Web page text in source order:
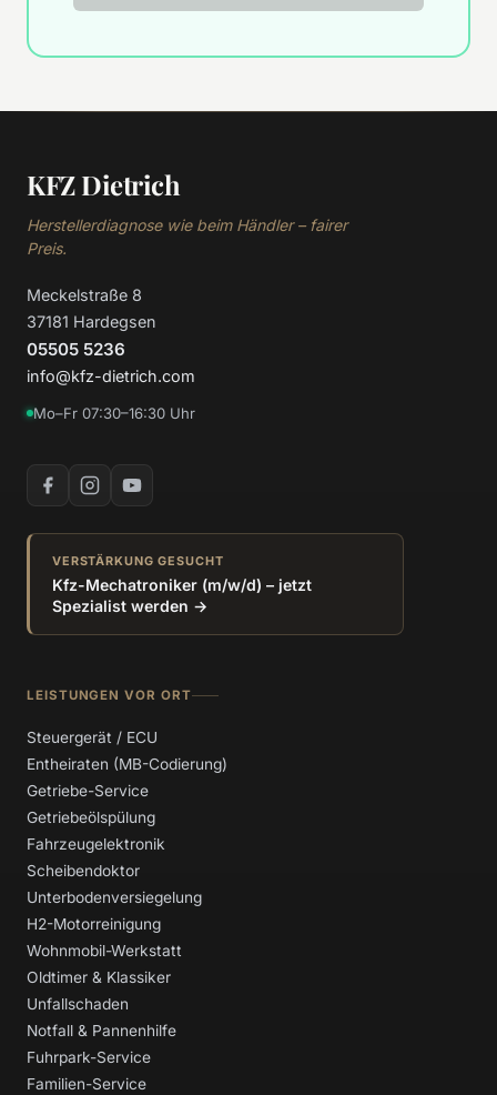
KFZ Dietrich
Herstellerdiagnose wie beim Händler – fairer
Preis.
Meckelstraße 8
37181 Hardegsen
05505 5236
info@kfz-dietrich.com
Mo–Fr 07:30–16:30 Uhr
VERSTÄRKUNG GESUCHT
Kfz-Mechatroniker (m/w/d) – jetzt
Spezialist werden →
LEISTUNGEN VOR ORT
Steuergerät / ECU
Entheiraten (MB-Codierung)
Getriebe-Service
Getriebeölspülung
Fahrzeugelektronik
Scheibendoktor
Unterbodenversiegelung
H2-Motorreinigung
Wohnmobil-Werkstatt
Oldtimer & Klassiker
Unfallschaden
Notfall & Pannenhilfe
Fuhrpark-Service
Familien-Service